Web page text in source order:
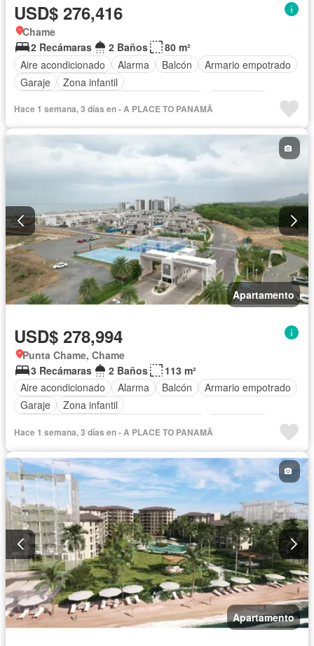
USD$ 276,416
Chame
2 Recámaras
2 Baños
80 m²
Aire acondicionado
Alarma Balcón
Armario empotrado
Garaje
Zona infantil
Cocina equipada
Chimenea Jardín Parrilla
Gimnasio
Cocina integral
Internet Jacuzzi
Ascensor
Gas natural
Vista panorámica Sauna
Seguridad
Cuarto de servicio
Cancha de tenis
Hace 1 semana, 3 días en - A PLACE TO PANAMÃ
Apartamento
USD$ 278,994
Punta Chame, Chame
3 Recámaras
2 Baños
113 m²
Aire acondicionado
Alarma Balcón
Armario empotrado
Garaje
Zona infantil
Cocina equipada
Chimenea Jardín Parrilla
Gimnasio
Cocina integral
Internet Jacuzzi
Ascensor
Gas natural
Vista panorámica Sauna
Seguridad
Cuarto de servicio
Piscina Cancha de tenis
Agua
Patio
Hace 1 semana, 3 días en - A PLACE TO PANAMÃ
Apartamento